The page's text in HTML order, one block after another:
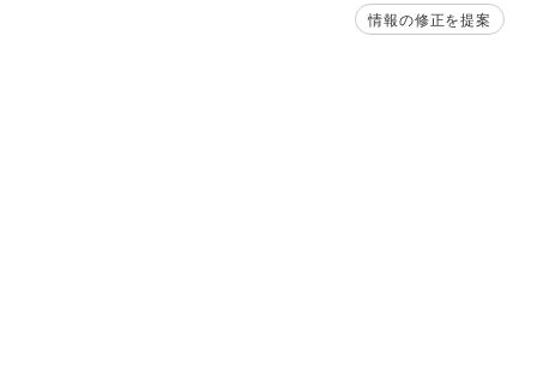
情報の修正を提案